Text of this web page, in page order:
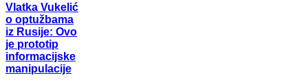
Vlatka Vukelić
o optužbama
iz Rusije: Ovo
je prototip
informacijske
manipulacije